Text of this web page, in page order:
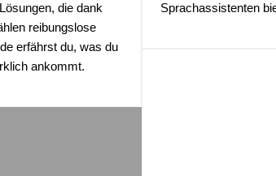
die dank
reibungslose
erfährst du, was du
ankommt.
Sprachassistenten